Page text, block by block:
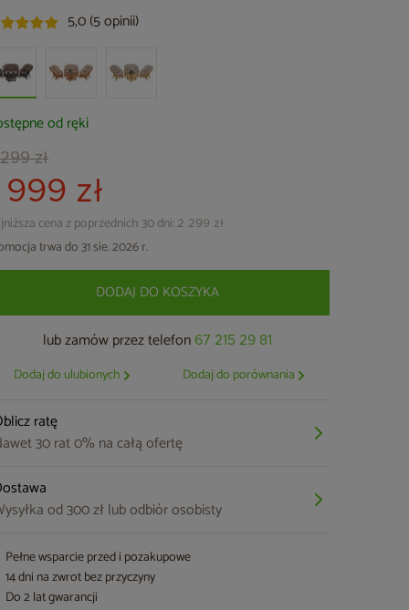
5,0 (5 opinii)
od ręki
zł
999 zł
cena z poprzednich 30 dni: 2 299 zł
trwa do 31 sie. 2026 r.
DODAJ DO KOSZYKA
lub zamów przez telefon 67 215 29 81
Dodaj do ulubionych Dodaj do porównania
ratę
30 rat 0% na całą ofertę
od 300 zł lub odbiór osobisty
Pełne wsparcie przed i pozakupowe
14 dni na zwrot bez przyczyny
Do 2 lat gwarancji